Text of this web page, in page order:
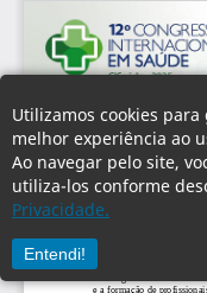
Utilizamos cookies
melhor experiência ao
Ao navegar pelo site,
utiliza-los conforme
Privacidade.
Entendi!